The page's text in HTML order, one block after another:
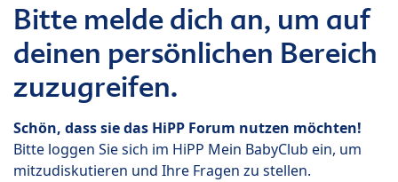
Bitte melde dich an, um auf
deinen persönlichen Bereich
zuzugreifen.
Schön, dass sie das HiPP Forum nutzen möchten!
Bitte loggen Sie sich im HiPP Mein BabyClub ein, um
mitzudiskutieren und Ihre Fragen zu stellen.